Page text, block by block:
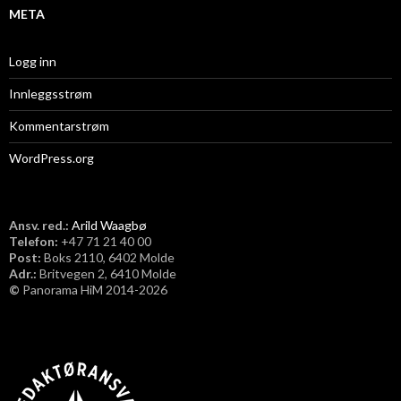
META
Logg inn
Innleggsstrøm
Kommentarstrøm
WordPress.org
Ansv. red.: Arild Waagbø
Telefon: ​+47 71 21 40 00
Post: Boks 2110, 6402 Molde
Adr.: Britvegen 2, 6410 Molde
© Panorama HiM 2014-2026